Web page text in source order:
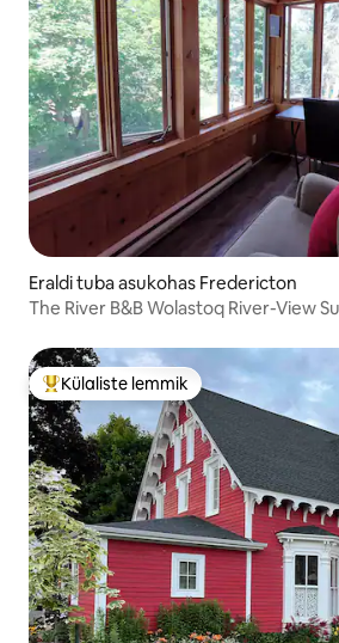
Eraldi tuba asukohas Fredericton
The River B&B Wolastoq River-View
Külaliste suur lemmik
Külaliste lemmik